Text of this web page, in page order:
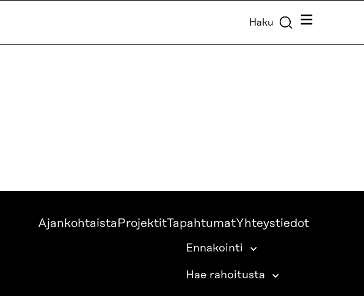
Haku Valikko
Ajankohtaista ProjektitTapahtumatYhteystiedot
Ennakointi
Hae rahoitusta